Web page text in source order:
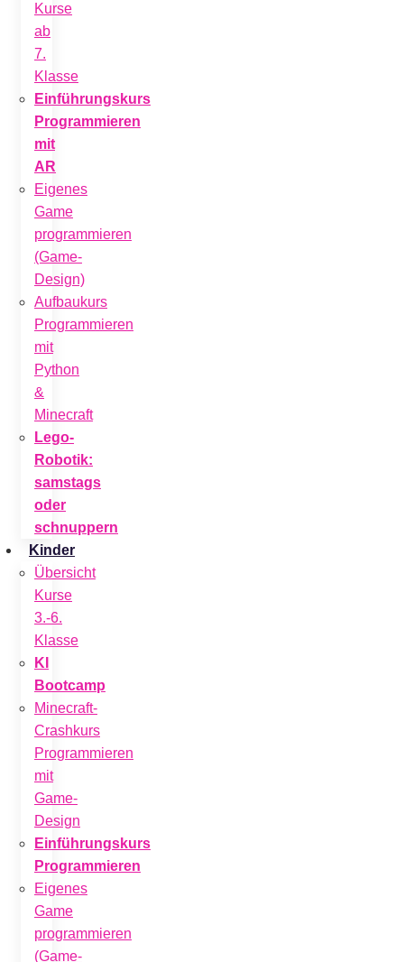
Kurse
ab
7.
Klasse
Einführungskurs
Programmieren
mit
AR
Eigenes
Game
programmieren
(Game-
Design)
Aufbaukurs
Programmieren
mit
Python
&
Minecraft
Lego-
Robotik:
samstags
oder
schnuppern
Kinder
Übersicht
Kurse
3.-6.
Klasse
KI
Bootcamp
Minecraft-
Crashkurs
Programmieren
mit
Game-
Design
Einführungskurs
Programmieren
Eigenes
Game
programmieren
(Game-